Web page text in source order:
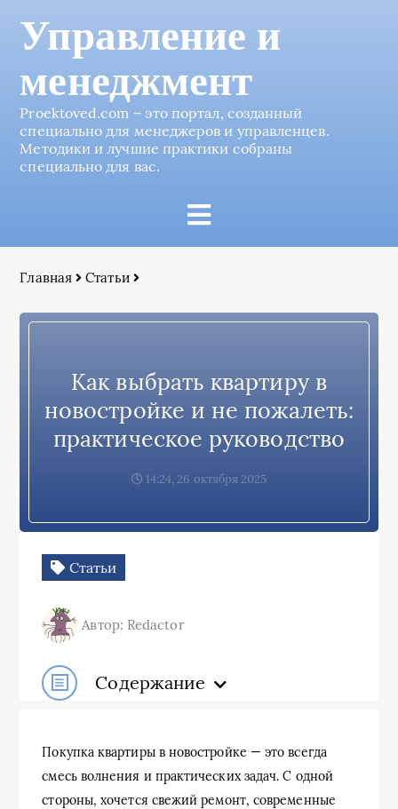
Управление и
менеджмент
Proektoved.com – это портал, созданный
специально для менеджеров и управленцев.
Методики и лучшие практики собраны
специально для вас.
Главная Статьи
Как выбрать квартиру в
новостройке и не пожалеть:
практическое руководство
14:24, 26 октября 2025
Статьи
Автор: Redactor
Содержание
Покупка квартиры в новостройке — это всегда
смесь волнения и практических задач. С одной
стороны, хочется свежий ремонт, современные